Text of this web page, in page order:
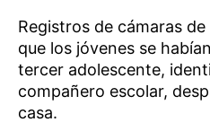
Registros de cámaras
que los jóvenes se
tercer adolescente,
compañero escolar,
casa.